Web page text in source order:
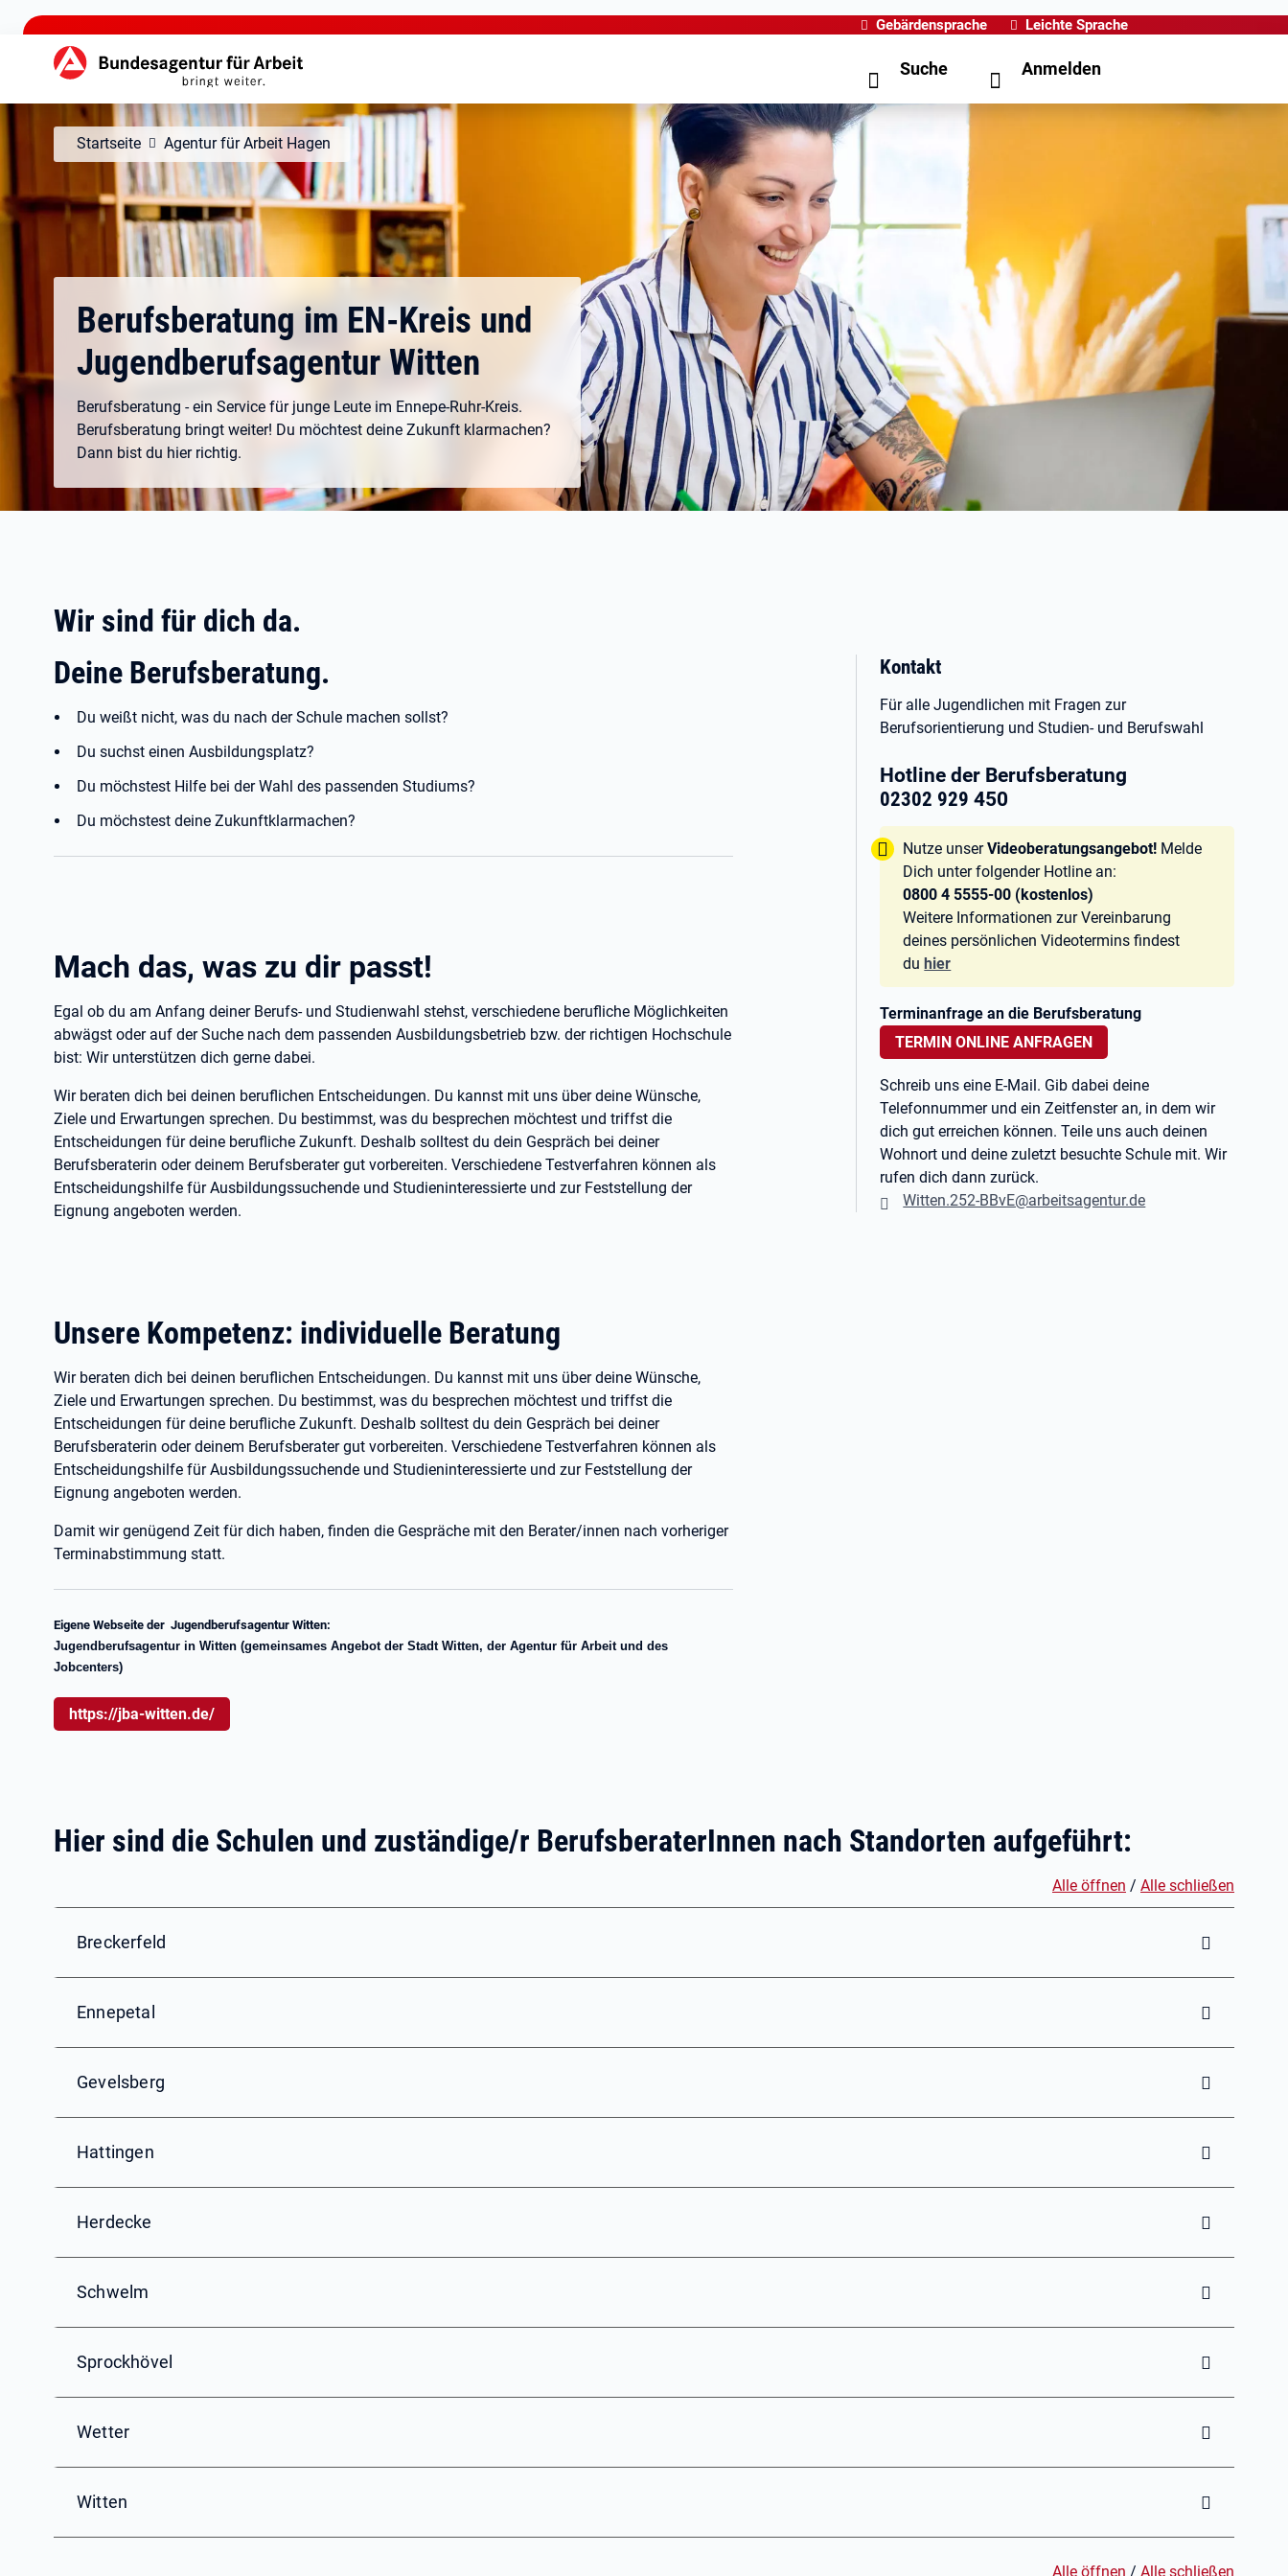
zu den Hauptinhalten springen
Gebärdensprache Leichte Sprache
Hauptnavigation Suche Anmelden
Startseite Agentur für Arbeit Hagen
Berufsberatung im EN-Kreis und
Jugendberufsagentur Witten
Berufsberatung - ein Service für junge Leute im Ennepe-Ruhr-Kreis.
Berufsberatung bringt weiter! Du möchtest deine Zukunft klarmachen?
Dann bist du hier richtig.
Wir sind für dich da.
Deine Berufsberatung.
Du weißt nicht, was du nach der Schule machen sollst?
Du suchst einen Ausbildungsplatz?
Du möchstest Hilfe bei der Wahl des passenden Studiums?
Du möchstest deine Zukunftklarmachen?
Mach das, was zu dir passt!
Egal ob du am Anfang deiner Berufs- und Studienwahl stehst, verschiedene berufliche Möglichkeiten
abwägst oder auf der Suche nach dem passenden Ausbildungsbetrieb bzw. der richtigen Hochschule
bist: Wir unterstützen dich gerne dabei.
Wir beraten dich bei deinen beruflichen Entscheidungen. Du kannst mit uns über deine Wünsche,
Ziele und Erwartungen sprechen. Du bestimmst, was du besprechen möchtest und triffst die
Entscheidungen für deine berufliche Zukunft. Deshalb solltest du dein Gespräch bei deiner
Berufsberaterin oder deinem Berufsberater gut vorbereiten. Verschiedene Testverfahren können als
Entscheidungshilfe für Ausbildungssuchende und Studieninteressierte und zur Feststellung der
Eignung angeboten werden.
Unsere Kompetenz: individuelle Beratung
Wir beraten dich bei deinen beruflichen Entscheidungen. Du kannst mit uns über deine Wünsche,
Ziele und Erwartungen sprechen. Du bestimmst, was du besprechen möchtest und triffst die
Entscheidungen für deine berufliche Zukunft. Deshalb solltest du dein Gespräch bei deiner
Berufsberaterin oder deinem Berufsberater gut vorbereiten. Verschiedene Testverfahren können als
Entscheidungshilfe für Ausbildungssuchende und Studieninteressierte und zur Feststellung der
Eignung angeboten werden.
Damit wir genügend Zeit für dich haben, finden die Gespräche mit den Berater/innen nach vorheriger
Terminabstimmung statt.
Eigene Webseite der Jugendberufsagentur Witten:
Jugendberufsagentur in Witten (gemeinsames Angebot der Stadt Witten, der Agentur für Arbeit und des
Jobcenters)
https://jba-witten.de/
Kontakt
Für alle Jugendlichen mit Fragen zur
Berufsorientierung und Studien- und Berufswahl
Hotline der Berufsberatung
02302 929450
Tipp:
Nutze unserVideoberatungsangebot! Melde
Dich unter folgender Hotline an:
0800 4 5555-00 (kostenlos)
Weitere Informationen zur Vereinbarung
deines persönlichen Videotermins findest
duhier
Terminanfrage an die Berufsberatung
TERMIN ONLINE ANFRAGEN
Schreib uns eine E-Mail. Gib dabei deine
Telefonnummer und ein Zeitfenster an, in dem wir
dich gut erreichen können. Teile uns auch deinen
Wohnort und deine zuletzt besuchte Schule mit. Wir
rufen dich dann zurück.
Witten.252-BBvE@arbeitsagentur.de
Hier sind die Schulen und zuständige/r BerufsberaterInnen nach Standorten aufgeführt:
Alle öffnen / Alle schließen
Breckerfeld
Ennepetal
Gevelsberg
Hattingen
Herdecke
Schwelm
Sprockhövel
Wetter
Witten
Alle öffnen / Alle schließen